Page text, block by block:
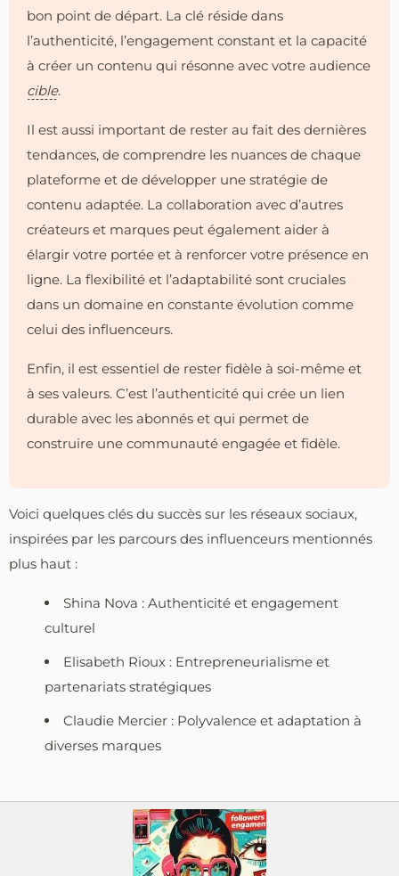
bon point de départ. La clé réside dans
l’authenticité, l’engagement constant et la capacité
à créer un contenu qui résonne avec votre audience
cible.
Il est aussi important de rester au fait des dernières
tendances, de comprendre les nuances de chaque
plateforme et de développer une stratégie de
contenu adaptée. La collaboration avec d’autres
créateurs et marques peut également aider à
élargir votre portée et à renforcer votre présence en
ligne. La flexibilité et l’adaptabilité sont cruciales
dans un domaine en constante évolution comme
celui des influenceurs.
Enfin, il est essentiel de rester fidèle à soi-même et
à ses valeurs. C’est l’authenticité qui crée un lien
durable avec les abonnés et qui permet de
construire une communauté engagée et fidèle.
Voici quelques clés du succès sur les réseaux sociaux,
inspirées par les parcours des influenceurs mentionnés
plus haut :
Shina Nova : Authenticité et engagement
culturel
Elisabeth Rioux : Entrepreneurialisme et
partenariats stratégiques
Claudie Mercier : Polyvalence et adaptation à
diverses marques